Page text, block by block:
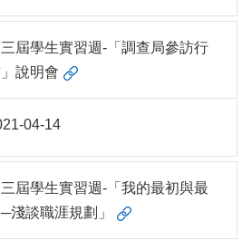
屆學生實習週-「調查局參訪行
說明會
04-14
屆學生實習週-「我的最初與最
淺談職涯規劃」